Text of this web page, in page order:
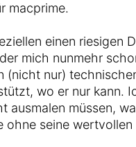
macprime.
einen riesigen
mich nunmehr
(nicht nur)
wo er nur kann.
ausmalen müssen,
ohne seine wertvollen